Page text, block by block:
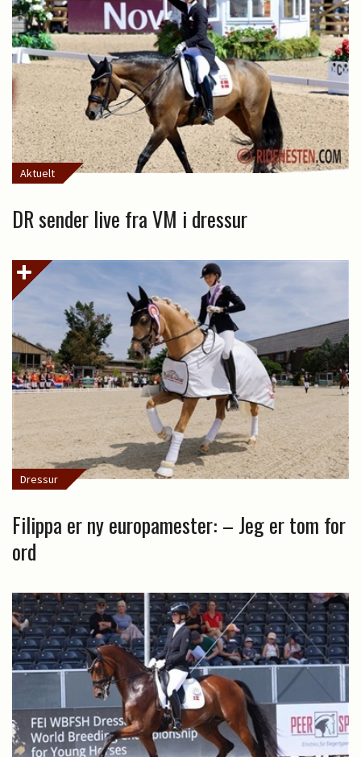
Aktuelt
DR sender live fra VM i dressur
Dressur
Filippa er ny europamester: – Jeg er tom for
ord